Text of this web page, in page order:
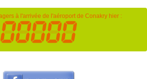
à l'arrivée de l'aéroport de Conakry hier :